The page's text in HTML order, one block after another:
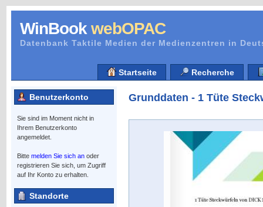
WinBook webOPAC
Datenbank Taktile Medien der Medienzentren in
Startseite Recherche
Benutzerkonto
Sie sind im Moment nicht in
Ihrem Benutzerkonto
angemeldet.
Bitte melden Sie sich an oder
registrieren Sie sich, um Zugriff
auf Ihr Konto zu erhalten.
Standorte
Grunddaten - 1 Tüte